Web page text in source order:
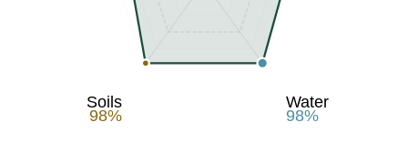
Water
98%
Soils
98%